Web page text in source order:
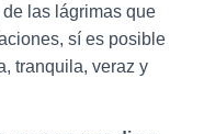
las lágrimas que
, sí es posible
tranquila, veraz y